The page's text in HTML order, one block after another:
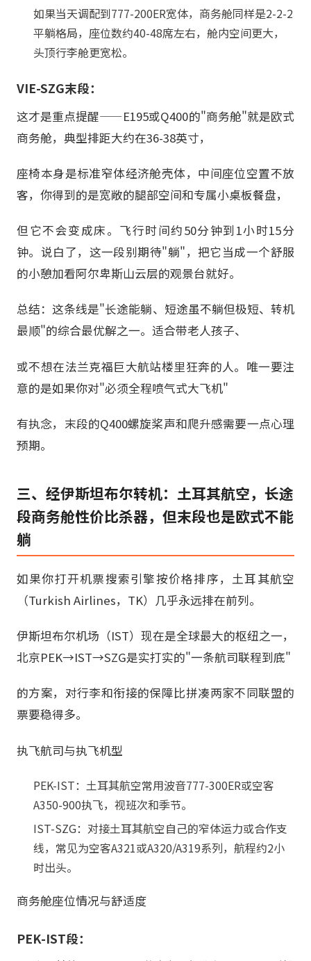
如果当天调配到777-200ER宽体，商务舱同样是2-2-2
平躺格局，座位数约40-48席左右，舱内空间更大，
头顶行李舱更宽松。
VIE-SZG末段：
这才是重点提醒——E195或Q400的"商务舱"就是欧式
商务舱，典型排距大约在36-38英寸，
座椅本身是标准窄体经济舱壳体，中间座位空置不放
客，你得到的是宽敞的腿部空间和专属小桌板餐盘，
但它不会变成床。飞行时间约50分钟到1小时15分
钟。说白了，这一段别期待"躺"，把它当成一个舒服
的小憩加看阿尔卑斯山云层的观景台就好。
总结：这条线是"长途能躺、短途虽不躺但极短、转机
最顺"的综合最优解之一。适合带老人孩子、
或不想在法兰克福巨大航站楼里狂奔的人。唯一要注
意的是如果你对"必须全程喷气式大飞机"
有执念，末段的Q400螺旋桨声和爬升感需要一点心理
预期。
三、经伊斯坦布尔转机：土耳其航空，长途
段商务舱性价比杀器，但末段也是欧式不能
躺
如果你打开机票搜索引擎按价格排序，土耳其航空
（Turkish Airlines，TK）几乎永远排在前列。
伊斯坦布尔机场（IST）现在是全球最大的枢纽之一，
北京PEK→IST→SZG是实打实的"一条航司联程到底"
的方案，对行李和衔接的保障比拼凑两家不同联盟的
票要稳得多。
执飞航司与执飞机型
PEK-IST：土耳其航空常用波音777-300ER或空客
A350-900执飞，视班次和季节。
IST-SZG：对接土耳其航空自己的窄体运力或合作支
线，常见为空客A321或A320/A319系列，航程约2小
时出头。
商务舱座位情况与舒适度
PEK-IST段：